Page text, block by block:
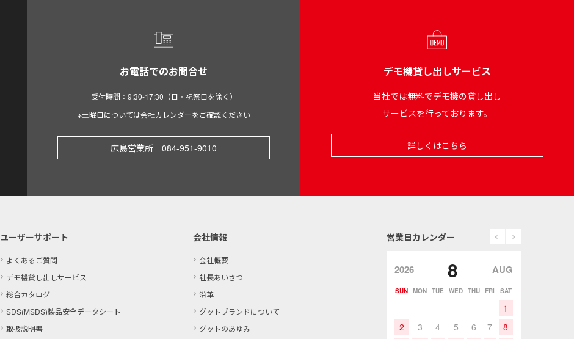
お電話でのお問合せ
受付時間：9:30-17:30（日・祝祭日を除く）
※土曜日については会社カレンダーをご確認ください
広島営業所 084-951-9010
デモ機貸し出しサービス
当社では無料でデモ機の貸し出し
サービスを行っております。
詳しくはこちら
ユーザーサポート
よくあるご質問
デモ機貸し出しサービス
総合カタログ
SDS(MSDS)製品安全データシート
取扱説明書
会社情報
会社概要
社長あいさつ
沿革
グットブランドについて
グットのあゆみ
営業日カレンダー prev
2026 8 AUG
SUN MON TUE WED THU FRI SAT
1
2
3 4 5 6 7
8